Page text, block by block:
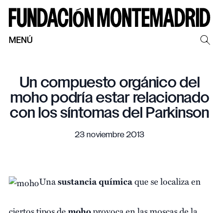
MENÚ
Un compuesto orgánico del
moho podría estar relacionado
con los síntomas del Parkinson
23 noviembre 2013
Unasustancia químicaque se localiza en